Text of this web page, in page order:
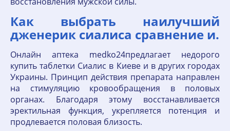
Как выбрать наилучший
дженерик сиалиса сравнение и.
Онлайн аптека medko24предлагает недорого
купить таблетки Сиалис в Киеве и в других городах
Украины. Принцип действия препарата направлен
на стимуляцию кровообращения в половых
органах. Благодаря этому восстанавливается
эректильная функция, укрепляется потенция и
продлевается половая близость.